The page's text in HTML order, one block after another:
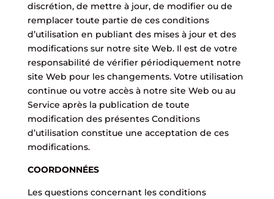
discrétion, de mettre à jour, de modifier ou de
remplacer toute partie de ces conditions
d’utilisation en publiant des mises à jour et des
modifications sur notre site Web. Il est de votre
responsabilité de vérifier périodiquement notre
site Web pour les changements. Votre utilisation
continue ou votre accès à notre site Web ou au
Service après la publication de toute
modification des présentes Conditions
d’utilisation constitue une acceptation de ces
modifications.
COORDONNÉES
Les questions concernant les conditions